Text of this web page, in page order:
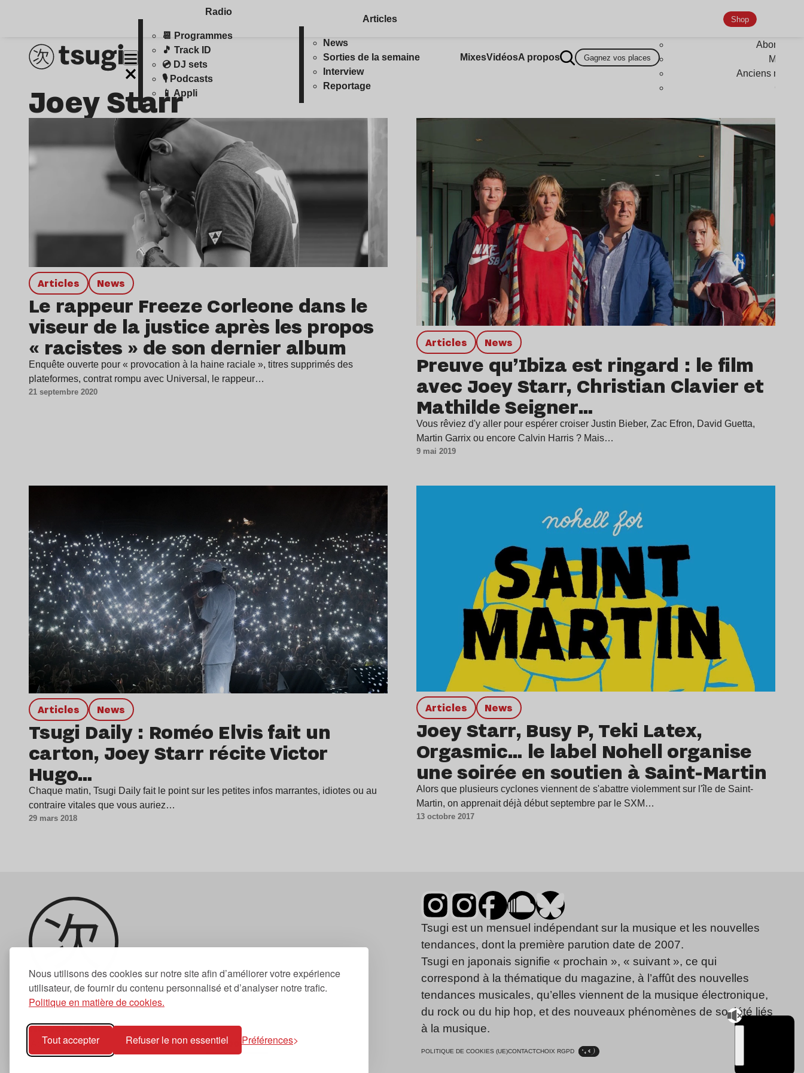
Nous utilisons des cookies sur notre site afin d’améliorer votre expérience
utilisateur, de fournir du contenu personnalisé et d’analyser notre trafic.
Politique en matière de cookies.
Tout accepter Refuser le non essentiel Préférences
Radio
📆 Programmes
🎵 Track ID
💿 DJ sets
🎙️ Podcasts
📱 Appli
Articles
News
Sorties de la semaine
Interview
Reportage
MixesVidéosA propos Gagnez vos places
Shop
Anciens
Joey Starr
Articles news
Le rappeur Freeze Corleone dans le
viseur de la justice après les propos
« racistes » de son dernier album
Enquête ouverte pour « provocation à la haine raciale », titres supprimés des
plateformes, contrat rompu avec Universal, le rappeur…
21 septembre 2020
Articles news
Preuve qu’Ibiza est ringard : le film
avec Joey Starr, Christian Clavier et
Mathilde Seigner…
Vous rêviez d'y aller pour espérer croiser Justin Bieber, Zac Efron, David Guetta,
Martin Garrix ou encore Calvin Harris ? Mais…
9 mai 2019
Articles news
Tsugi Daily : Roméo Elvis fait un
carton, Joey Starr récite Victor
Hugo…
Chaque matin, Tsugi Daily fait le point sur les petites infos marrantes, idiotes ou au
contraire vitales que vous auriez…
29 mars 2018
Articles news
Joey Starr, Busy P, Teki Latex,
Orgasmic… le label Nohell organise
une soirée en soutien à Saint-Martin
Alors que plusieurs cyclones viennent de s'abattre violemment sur l'île de Saint-
Martin, on apprenait déjà début septembre par le SXM…
13 octobre 2017
Newsletter
S'abonner
Tsugi est un mensuel indépendant sur la musique et les nouvelles
tendances, dont la première parution date de 2007.
Tsugi en japonais signifie « prochain », « suivant », ce qui
correspond à la thématique du magazine, à l’affût des nouvelles
tendances musicales, qu’elles viennent de la musique électronique,
du rock ou du hip hop, et des nouveaux phénomènes de société liés
à la musique.
POLITIQUE DE COOKIES (UE)CONTACTCHOIX RGPD